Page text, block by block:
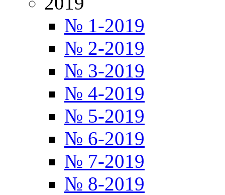
№ 1-2019
№ 2-2019
№ 3-2019
№ 4-2019
№ 5-2019
№ 6-2019
№ 7-2019
№ 8-2019